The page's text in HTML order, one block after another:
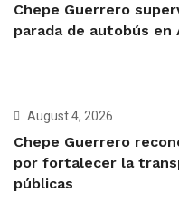
Chepe Guerrero
parada de autobús en
August 4, 2026
Chepe Guerrero
por fortalecer la
públicas